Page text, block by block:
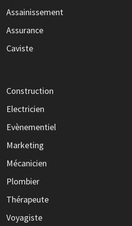
Assainissement
Assurance
Caviste
Construction
Electricien
Evènementiel
Marketing
Mécanicien
Plombier
Thérapeute
Voyagiste